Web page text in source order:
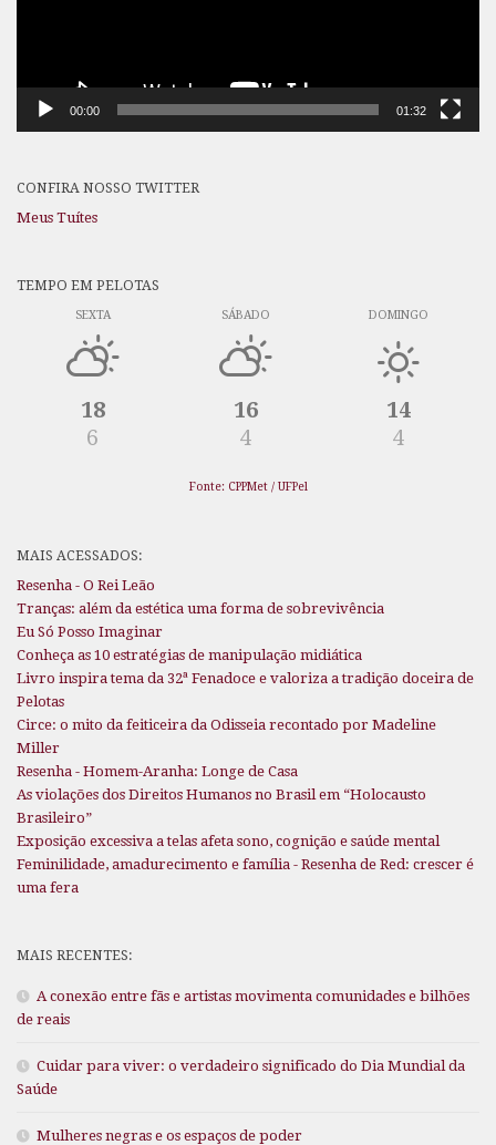
00:00 01:32
CONFIRA NOSSO TWITTER
Meus Tuítes
TEMPO EM PELOTAS
SEXTA
18
6
SÁBADO
16
4
DOMINGO
14
4
Fonte: CPPMet / UFPel
MAIS ACESSADOS:
Resenha - O Rei Leão
Tranças: além da estética uma forma de sobrevivência
Eu Só Posso Imaginar
Conheça as 10 estratégias de manipulação midiática
Livro inspira tema da 32ª Fenadoce e valoriza a tradição doceira de
Pelotas
Circe: o mito da feiticeira da Odisseia recontado por Madeline
Miller
Resenha - Homem-Aranha: Longe de Casa
As violações dos Direitos Humanos no Brasil em “Holocausto
Brasileiro”
Exposição excessiva a telas afeta sono, cognição e saúde mental
Feminilidade, amadurecimento e família - Resenha de Red: crescer é
uma fera
MAIS RECENTES:
A conexão entre fãs e artistas movimenta comunidades e bilhões
de reais
Cuidar para viver: o verdadeiro significado do Dia Mundial da
Saúde
Mulheres negras e os espaços de poder